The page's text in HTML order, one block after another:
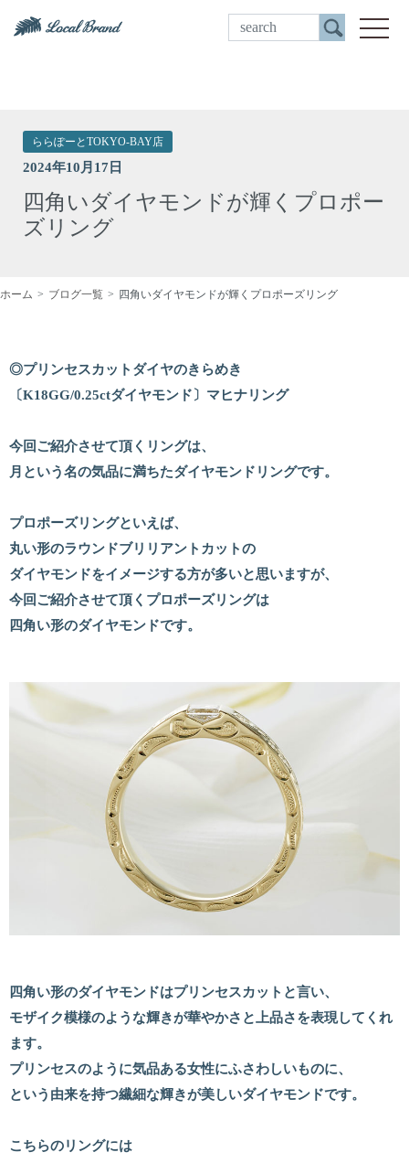
ご来店予約
ららぽーとTOKYO-BAY店
2024年10月17日
四角いダイヤモンドが輝くプロポー
ズリング
ホーム ブログ一覧 四角いダイヤモンドが輝くプロポーズリング
◎プリンセスカットダイヤのきらめき
〔K18GG/0.25ctダイヤモンド〕マヒナリング
今回ご紹介させて頂くリングは、
月という名の気品に満ちたダイヤモンドリングです。
プロポーズリングといえば、
丸い形のラウンドブリリアントカットの
ダイヤモンドをイメージする方が多いと思いますが、
今回ご紹介させて頂くプロポーズリングは
四角い形のダイヤモンドです。
四角い形のダイヤモンドはプリンセスカットと言い、
モザイク模様のような輝きが華やかさと上品さを表現してくれ
ます。
プリンセスのように気品ある女性にふさわしいものに、
という由来を持つ繊細な輝きが美しいダイヤモンドです。
こちらのリングには